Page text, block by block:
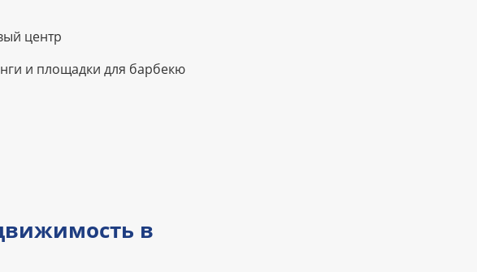
центр
и площадки для барбекю
в